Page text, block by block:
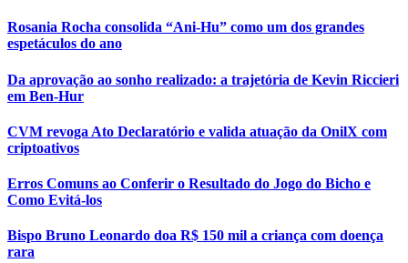
Rosania Rocha consolida “Ani-Hu” como um dos grandes
espetáculos do ano
Da aprovação ao sonho realizado: a trajetória de Kevin Riccieri
em Ben-Hur
CVM revoga Ato Declaratório e valida atuação da OnilX com
criptoativos
Erros Comuns ao Conferir o Resultado do Jogo do Bicho e
Como Evitá-los
Bispo Bruno Leonardo doa R$ 150 mil a criança com doença
rara